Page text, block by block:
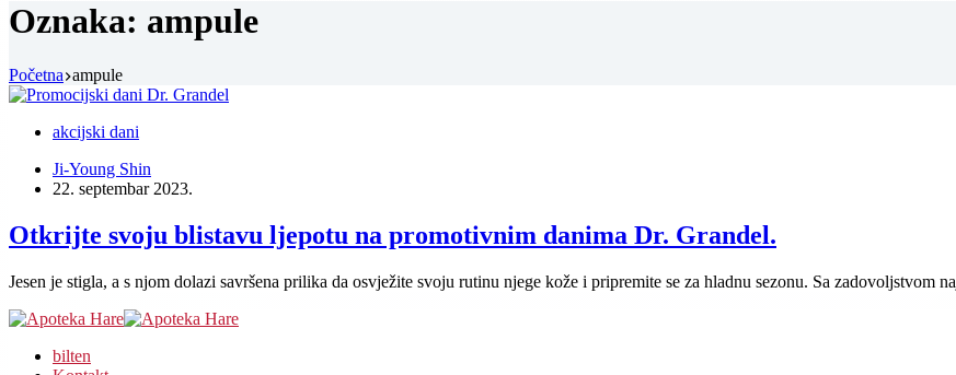
Oznaka: ampule
Početna ampule
akcijski dani
Ji-Young Shin
22. septembar 2023.
Otkrijte svoju blistavu ljepotu na promotivnim danima Dr. Grandel.
Jesen je stigla, a s njom dolazi savršena prilika da osvježite svoju rutinu njege kože i pripremite se za hladnu sezonu. Sa zadovoljstvom
bilten